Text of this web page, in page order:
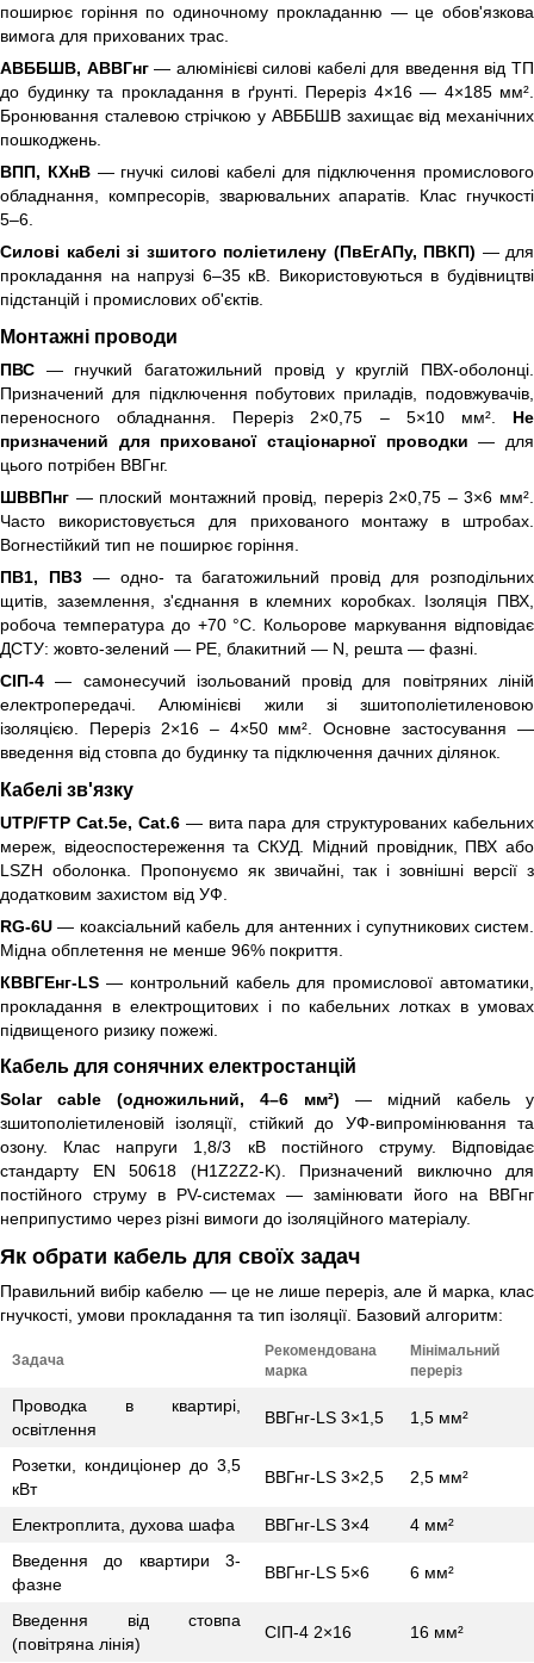
поширює горіння по одиночному прокладанню — це обов'язкова
вимога для прихованих трас.
АВББШВ, АВВГнг— алюмінієві силові кабелі для введення від ТП
до будинку та прокладання в ґрунті. Переріз 4×16 — 4×185 мм².
Бронювання сталевою стрічкою у АВББШВ захищає від механічних
пошкоджень.
ВПП, КХнВ— гнучкі силові кабелі для підключення промислового
обладнання, компресорів, зварювальних апаратів. Клас гнучкості
5–6.
Силові кабелі зі зшитого поліетилену (ПвЕгАПу, ПВКП) — для
прокладання на напрузі 6–35 кВ. Використовуються в будівництві
підстанцій і промислових об'єктів.
Монтажні проводи
ПВС — гнучкий багатожильний провід у круглій ПВХ-оболонці.
Призначений для підключення побутових приладів, подовжувачів,
переносного обладнання. Переріз 2×0,75 – 5×10 мм². Не
призначений для прихованої стаціонарної проводки — для
цього потрібен ВВГнг.
ШВВПнг — плоский монтажний провід, переріз 2×0,75 – 3×6 мм².
Часто використовується для прихованого монтажу в штробах.
Вогнестійкий тип не поширює горіння.
ПВ1, ПВ3— одно- та багатожильний провід для розподільних
щитів, заземлення, з'єднання в клемних коробках. Ізоляція ПВХ,
робоча температура до +70 °C. Кольорове маркування відповідає
ДСТУ: жовто-зелений — PE, блакитний — N, решта — фазні.
СІП-4 — самонесучий ізольований провід для повітряних ліній
електропередачі. Алюмінієві жили зі зшитополіетиленовою
ізоляцією. Переріз 2×16 – 4×50 мм². Основне застосування —
введення від стовпа до будинку та підключення дачних ділянок.
Кабелі зв'язку
UTP/FTP Cat.5e, Cat.6— вита пара для структурованих кабельних
мереж, відеоспостереження та СКУД. Мідний провідник, ПВХ або
LSZH оболонка. Пропонуємо як звичайні, так і зовнішні версії з
додатковим захистом від УФ.
RG-6U — коаксіальний кабель для антенних і супутникових систем.
Мідна обплетення не менше 96% покриття.
КВВГЕнг-LS — контрольний кабель для промислової автоматики,
прокладання в електрощитових і по кабельних лотках в умовах
підвищеного ризику пожежі.
Кабель для сонячних електростанцій
Solar cable (одножильний, 4–6 мм²) — мідний кабель у
зшитополіетиленовій ізоляції, стійкий до УФ-випромінювання та
озону. Клас напруги 1,8/3 кВ постійного струму. Відповідає
стандарту EN 50618 (H1Z2Z2-K). Призначений виключно для
постійного струму в PV-системах — замінювати його на ВВГнг
неприпустимо через різні вимоги до ізоляційного матеріалу.
Як обрати кабель для своїх задач
Правильний вибір кабелю — це не лише переріз, але й марка, клас
гнучкості, умови прокладання та тип ізоляції. Базовий алгоритм:
Задача
Рекомендована
марка
Мінімальний
переріз
Проводка в квартирі,
освітлення
ВВГнг-LS 3×1,5 1,5 мм²
Розетки, кондиціонер до 3,5
кВт
ВВГнг-LS 3×2,5 2,5 мм²
Електроплита, духова шафа ВВГнг-LS 3×4
4 мм²
Введення до квартири 3-
фазне
ВВГнг-LS 5×6 6 мм²
Введення від стовпа
(повітряна лінія)
СІП-4 2×16 16 мм²